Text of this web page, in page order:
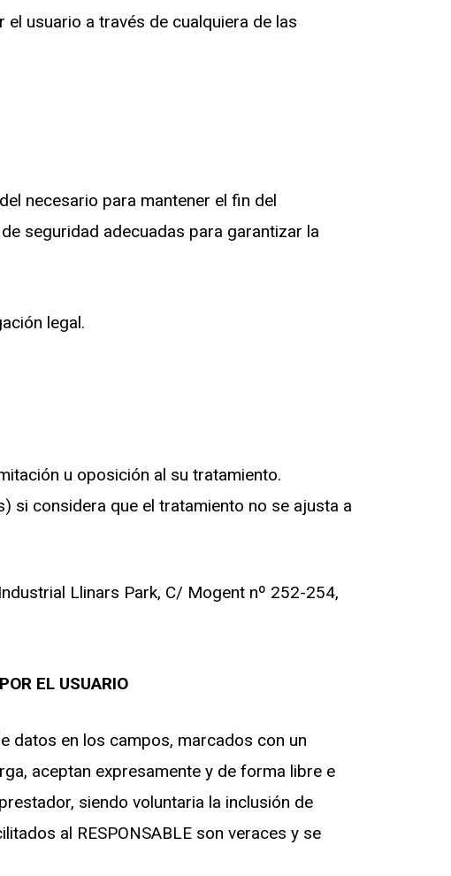
usuario a través de cualquiera de las
necesario para mantener el fin del
seguridad adecuadas para garantizar la
legal.
u oposición al su tratamiento.
si considera que el tratamiento no se ajusta a
Llinars Park, C/ Mogent nº 252-254,
EL USUARIO
datos en los campos, marcados con un
aceptan expresamente y de forma libre e
siendo voluntaria la inclusión de
al RESPONSABLE son veraces y se